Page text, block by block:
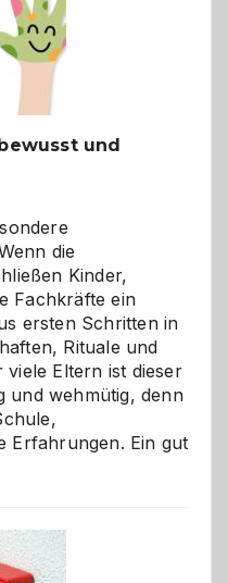
und
die
Kinder,
Fachkräfte ein
ersten Schritten in
Rituale und
Eltern ist dieser
und wehmütig, denn
Erfahrungen. Ein gut